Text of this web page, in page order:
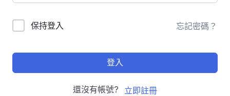
保持登入 忘記密碼？
登入
還沒有帳號? 立即註冊